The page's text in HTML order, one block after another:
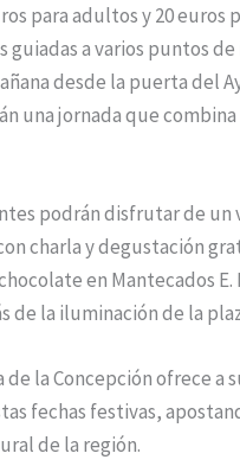
para adultos y 20 euros
a varios puntos de
desde la puerta del
una jornada que
podrán disfrutar de
charla y degustación
en Mantecados
de la iluminación de la
la Concepción ofrece a
fechas festivas,
de la región.